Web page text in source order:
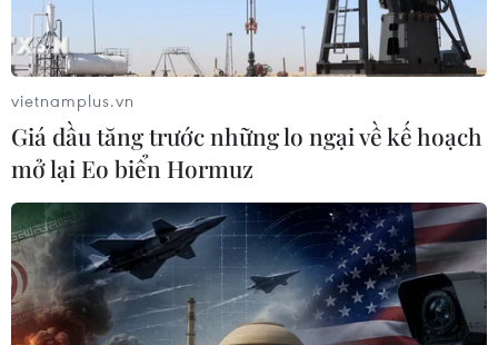
vietnamplus.vn
Giá dầu tăng trước những lo ngại về kế hoạch
mở lại Eo biển Hormuz